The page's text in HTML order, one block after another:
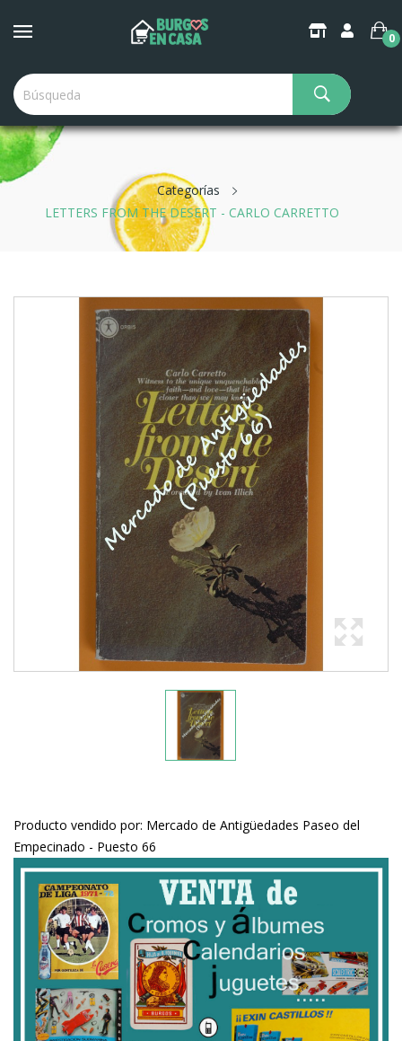
0
Categorías
LETTERS FROM THE DESERT - CARLO CARRETTO
Producto vendido por: Mercado de Antigüedades Paseo del
Empecinado - Puesto 66